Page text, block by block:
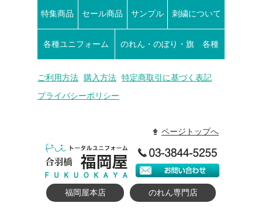
特集商品 セール商品 サンプル 刺繍について
各種ユニフォーム のれん・のぼり・旗 各種
ご利用方法 購入方法 特定商取引に基づく表記
プライバシーポリシー
ページトップへ
福岡屋本店 のれん専門店